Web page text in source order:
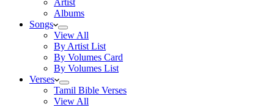
Artist
Albums
Songs
View All
By Artist List
By Volumes Card
By Volumes List
Verses
Tamil Bible Verses
View All